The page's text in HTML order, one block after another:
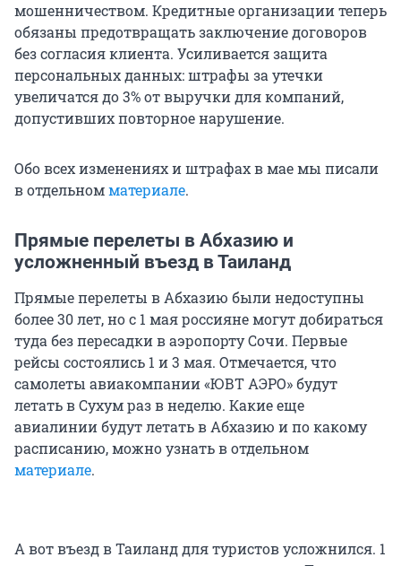
мошенничеством. Кредитные организации теперь
обязаны предотвращать заключение договоров
без согласия клиента. Усиливается защита
персональных данных: штрафы за утечки
увеличатся до 3% от выручки для компаний,
допустивших повторное нарушение.
Обо всех изменениях и штрафах в мае мы писали
в отдельномматериале.
Прямые перелеты в Абхазию и
усложненный въезд в Таиланд
Прямые перелеты в Абхазию были недоступны
более 30 лет, но с 1 мая россияне могут добираться
туда без пересадки в аэропорту Сочи. Первые
рейсы состоялись 1 и 3 мая. Отмечается, что
самолеты авиакомпании «ЮВТ АЭРО» будут
летать в Сухум раз в неделю. Какие еще
авиалинии будут летать в Абхазию и по какому
расписанию, можно узнать в отдельном
материале.
А вот въезд в Таиланд для туристов усложнился. 1